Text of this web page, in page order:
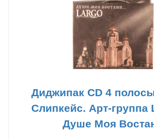
Диджипак CD 4
Слипкейс. Арт-группа
Душе Моя